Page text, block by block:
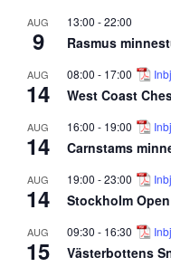
AUG
9
13:00 -22:00
Rasmus
AUG
14
08:00 - 17:00
West Coast
AUG
14
16:00 - 19:00
Carnstams
AUG
14
19:00 -23:00
Stockholm Open
AUG
15
09:30 - 16:30
Västerbottens